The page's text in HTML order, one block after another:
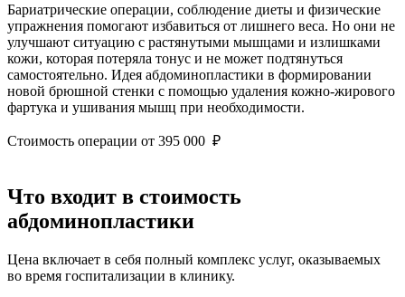
Бариатрические операции, соблюдение диеты и физические
упражнения помогают избавиться от лишнего веса. Но они не
улучшают ситуацию с растянутыми мышцами и излишками
кожи, которая потеряла тонус и не может подтянуться
самостоятельно. Идея абдоминопластики в формировании
новой брюшной стенки с помощью удаления кожно-жирового
фартука и ушивания мышц при необходимости.
Стоимость операции от 395 000 ₽
Что входит в стоимость
абдоминопластики
Цена включает в себя полный комплекс услуг, оказываемых
во время госпитализации в клинику.